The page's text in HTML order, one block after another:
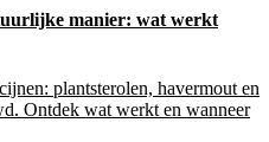
manier: wat werkt
plantsterolen, havermout en
Ontdek wat werkt en wanneer